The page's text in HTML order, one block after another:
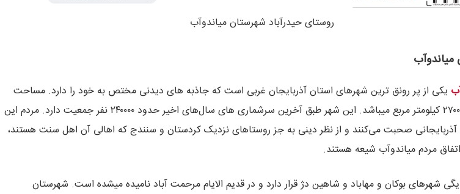
روستای حیدرآباد شهرستان میاندوآب
یکی از پر رونق ترین شهرهای استان آذربایجان غربی است که جاذبه های دیدنی مختص به خود را دارد. مساحت
اس‌ن شهر حدود ۲۷۰۰ کیلومتر مربع میباشد. این شهر طبق آخرین سرشماری های سال‌های اخیر حدود ۲۴۰۰۰۰ نفر جمعیت دارد. مردم این
آذربایجانی صحبت می‌کنند و از نظر دینی به جز روستاهای نزدیک کردستان و سنندج که اهالی آن اهل سنت هستند،
مردم میاندوآب شیعه هستند.
شهرهای بوکان و مهاباد و شاهین دژ قرار دارد و در قدیم الایام مرحمت آباد نامیده میشده است. شهرستان